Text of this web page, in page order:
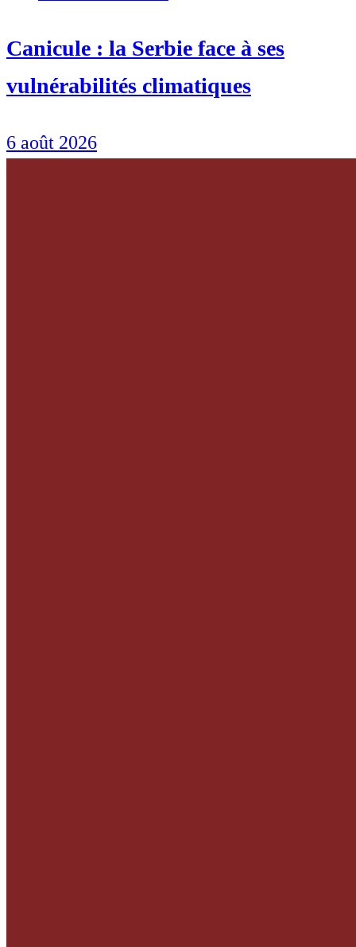
Canicule : la Serbie face à ses
vulnérabilités climatiques
6 août 2026